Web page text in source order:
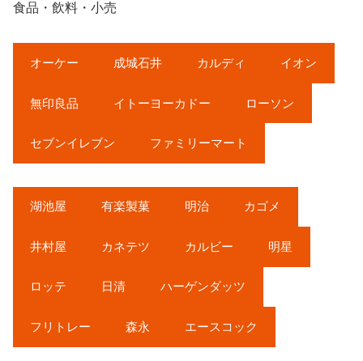
食品・飲料・小売
オーケー 成城石井 カルディ イオン
無印良品 イトーヨーカドー ローソン
セブンイレブン ファミリーマート
湖池屋 有楽製菓 明治 カゴメ
井村屋 カネテツ カルビー 明星
ロッテ 日清 ハーゲンダッツ
フリトレー 森永 エースコック